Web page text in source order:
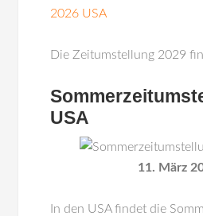
2026 USA
Die Zeitumstellung 2029
USA
11. März
In den USAfindet die